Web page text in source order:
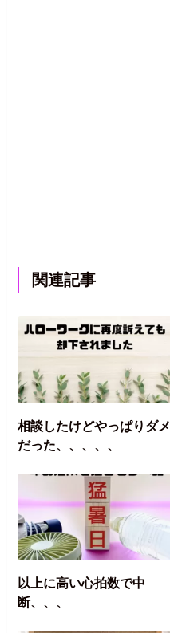
関連記事
相談したけどやっぱりダメ
だった、、、、、
以上に高い心拍数で中
断、、、